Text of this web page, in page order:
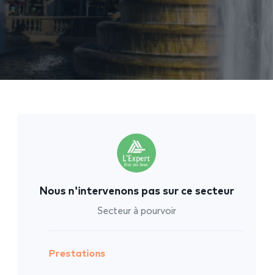
Nous n'intervenons pas sur ce secteur
Secteur à pourvoir
Prestations